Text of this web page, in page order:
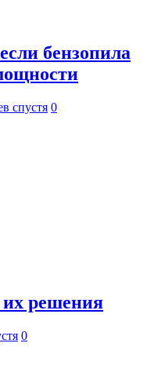
бензопила
спустя 0
решения
0